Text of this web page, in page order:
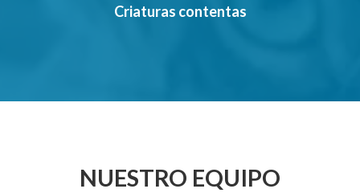
Criaturas contentas
NUESTRO EQUIPO